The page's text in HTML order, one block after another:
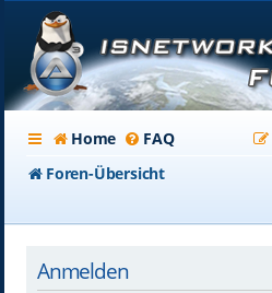
Home FAQ
Foren-Übersicht
Anmelden